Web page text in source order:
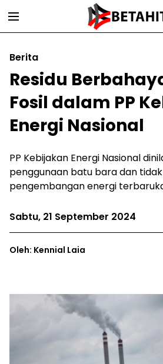
Berita
Residu
Fosil dalam PP
Energi Nasional
PP Kebijakan Energi Nasional
penggunaan batu bara dan
pengembangan energi
Sabtu, 21 September 2024
Oleh: Kennial Laia